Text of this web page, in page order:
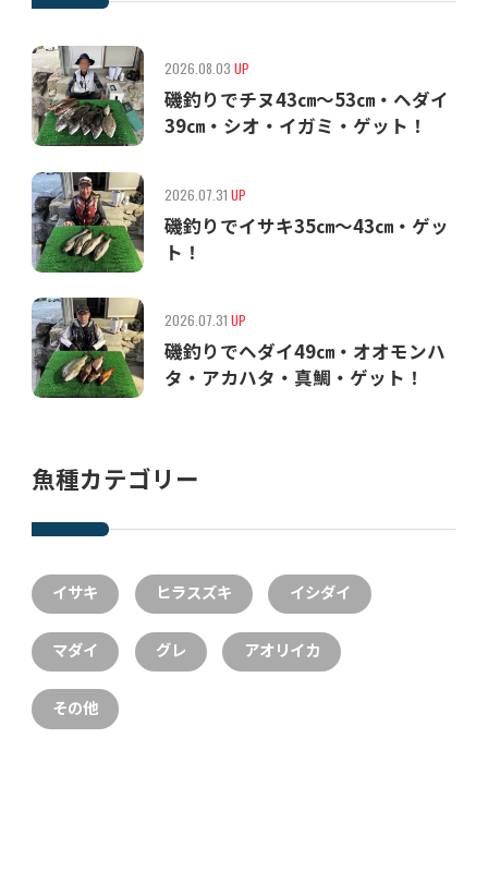
2026.08.03 UP
磯釣りでチヌ43㎝〜53㎝・ヘダイ
39㎝・シオ・イガミ・ゲット！
2026.07.31 UP
磯釣りでイサキ35㎝〜43㎝・ゲッ
ト！
2026.07.31 UP
磯釣りでヘダイ49㎝・オオモンハ
タ・アカハタ・真鯛・ゲット！
魚種カテゴリー
イサキ ヒラスズキ イシダイ
マダイ グレ アオリイカ
その他